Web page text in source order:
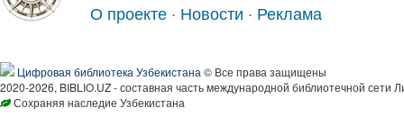
О проекте · Новости · Реклама
Цифровая библиотека Узбекистана © Все права защищены
2020-2026, BIBLIO.UZ - составная часть международной библиотечной сети
Сохраняя наследие Узбекистана